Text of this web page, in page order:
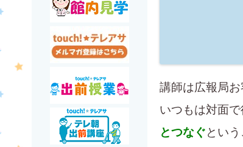
講師は広報局
いつもは対面
とつなぐとい